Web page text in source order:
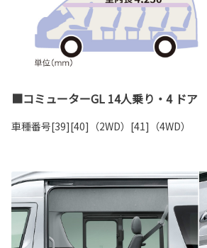
■コミューターGL 14人乗り・4 ドア
車種番号[39][40]（2WD）[41]（4WD）